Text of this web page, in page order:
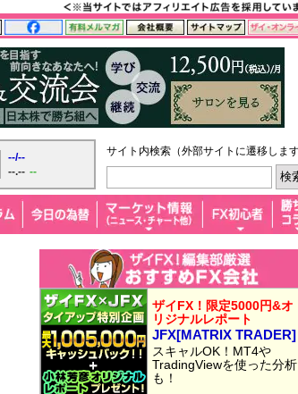
--/--
--.-- --
サイト内検索（外部サイトに遷移します
ザイFX！限定5000円&オ
リジナルレポート
JFX[MATRIX TRADER]
スキャルOK！MT4や
TradingViewを使った分析
も！